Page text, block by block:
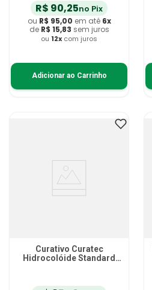
R$ 90,25no Pix
ou R$ 95,00 em até 6x
de R$ 15,83 sem juros
ou 12x com juros
Adicionar ao Carrinho
Curativo Curatec
Hidrocolóide Standard